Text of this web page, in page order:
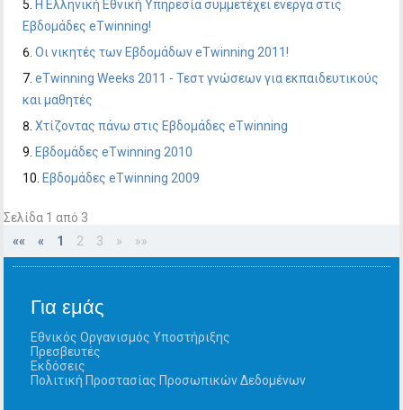
H Ελληνική Εθνική Υπηρεσία συμμετέχει ενεργά στις
Εβδομάδες eTwinning!
Οι νικητές των Εβδομάδων eTwinning 2011!
eTwinning Weeks 2011 - Τεστ γνώσεων για εκπαιδευτικούς
και μαθητές
Χτίζοντας πάνω στις Εβδομάδες eTwinning
Εβδομάδες eTwinning 2010
Εβδομάδες eTwinning 2009
Σελίδα 1 από 3
««
« 1 2 3 » »»
Για εμάς
Εθνικός Οργανισμός Υποστήριξης
Πρεσβευτές
Εκδόσεις
Πολιτική Προστασίας Προσωπικών Δεδομένων